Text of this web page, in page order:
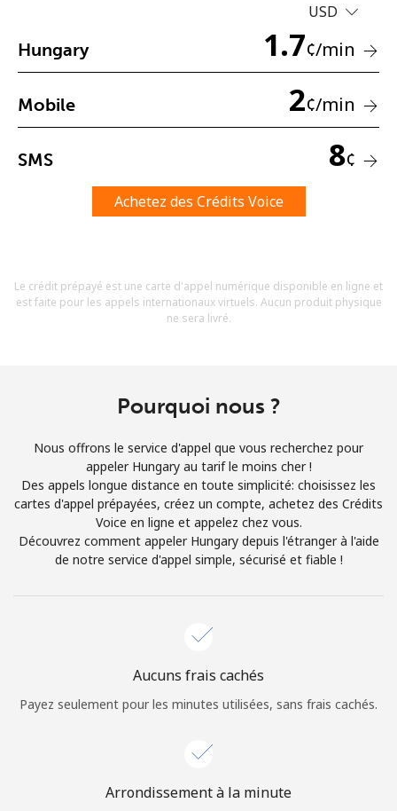
Aucun mot de passe créé
Un numéro
En créant un compte sur ce site, j'accepte les présentes
Conditions générales.
Bonjour!
Identifiez-vous ouINSCRIVEZ-VOUS →
Login
ou
Continue avec
USD
Hungary 1.7¢/min
Mobile 2¢/min
SMS 8¢
Achetez des Crédits Voice
Le crédit prépayé est une carte d'appel numérique disponible en ligne et
est faite pour les appels internationaux virtuels. Aucun produit physique
ne sera livré.
Pourquoi nous ?
Nous offrons le service d'appel que vous recherchez pour
appeler Hungary au tarif le moins cher !
Des appels longue distance en toute simplicité: choisissez les
cartes d'appel prépayées, créez un compte, achetez des Crédits
Voice en ligne et appelez chez vous.
Découvrez comment appeler Hungary depuis l'étranger à l'aide
de notre service d'appel simple, sécurisé et fiable !
Aucuns frais cachés
Payez seulement pour les minutes utilisées, sans frais cachés.
Arrondissement à la minute